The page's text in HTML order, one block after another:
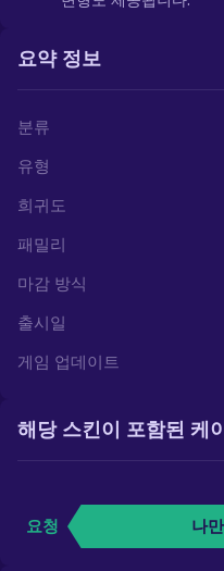
요약 정보
분류
유형
희귀도
패밀리
마감 방식
출시일
게임 업데이트
해당 스킨이 포함된 케
요청 나